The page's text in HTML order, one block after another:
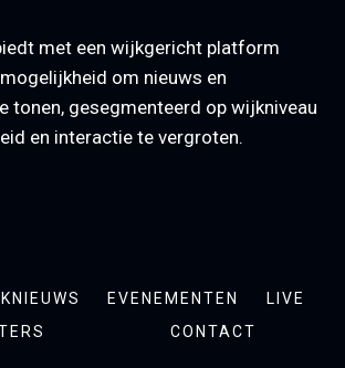
met een wijkgericht platform
om nieuws en
tonen, gesegmenteerd op wijkniveau
en interactie te vergroten.
EVENEMENTEN
LIVE
CONTACT